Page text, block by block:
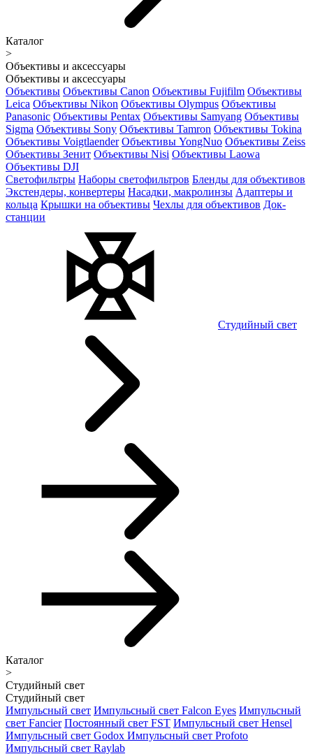
Каталог
>
Объективы и аксессуары
Объективы и аксессуары
Объективы Объективы Canon Объективы Fujifilm Объективы
Leica Объективы Nikon Объективы Olympus Объективы
Panasonic Объективы Pentax Объективы Samyang Объективы
Sigma Объективы Sony Объективы Tamron Объективы Tokina
Объективы Voigtlaender Объективы YongNuo Объективы Zeiss
Объективы Зенит Объективы Nisi Объективы Laowa
Объективы DJI
Светофильтры Наборы светофильтров Бленды для объективов
Экстендеры, конвертеры Насадки, макролинзы Адаптеры и
кольца Крышки на объективы Чехлы для объективов Док-
станции
Студийный свет
Каталог
>
Студийный свет
Студийный свет
Импульсный свет Импульсный свет Falcon Eyes Импульсный
свет Fancier Постоянный свет FST Импульсный свет Hensel
Импульсный свет Godox Импульсный свет Profoto
Импульсный свет Raylab